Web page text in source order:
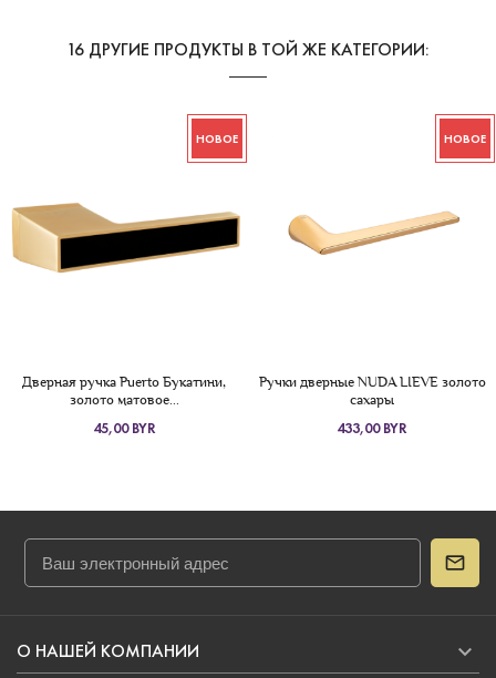
16 ДРУГИЕ ПРОДУКТЫ В ТОЙ ЖЕ КАТЕГОРИИ:
НОВОЕ
Дверная ручка Puerto Букатини,
золото матовое...
45,00 BYR
НОВОЕ
Ручки дверные NUDA LIEVE золото
сахары
433,00 BYR
О НАШЕЙ КОМПАНИИ 